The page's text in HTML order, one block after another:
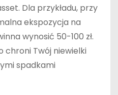
Dla przykładu, przy
ekspozycja na
wynosić 50-100 zł.
chroni Twój niewielki
spadkami